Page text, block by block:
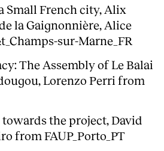
Small French city, Alix
la Gaignonnière, Alice
sur-Marne_FR
The Assembly of Le Balai
Lorenzo Perri from
towards the project, David
from FAUP_Porto_PT